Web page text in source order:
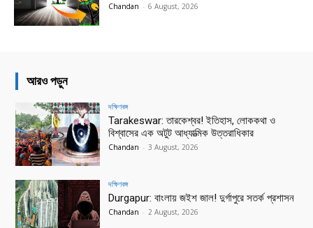
Chandan - 6 August, 2026
আরও পড়ুন
দক্ষিণবঙ্গ
Tarakeswar: তারকেশ্বর! ইতিহাস, লোককথা ও
বিশ্বাসের এক অটুট আধ্যাত্মিক উত্তরাধিকার
Chandan - 3 August, 2026
দক্ষিণবঙ্গ
Durgapur: বাংলায় জইশ জাল! দুর্গাপুরে সতর্ক প্রশাসন
Chandan - 2 August, 2026